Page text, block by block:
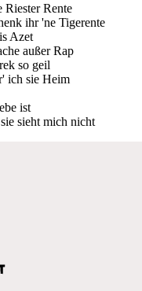
Riester Rente
ihr 'ne Tigerente
Azet
außer Rap
so geil
ich sie Heim
ist
sieht mich nicht